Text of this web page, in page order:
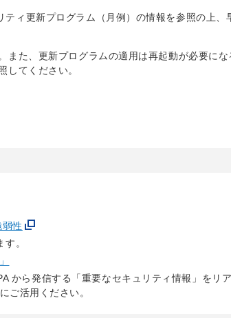
ィ更新プログラム（月例）の情報を参照の上、
た、更新プログラムの適用は再起動が必要にな
てください。
性
。
から発信する「重要なセキュリティ情報」をリ
ご活用ください。